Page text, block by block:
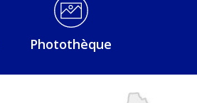
Photothèque